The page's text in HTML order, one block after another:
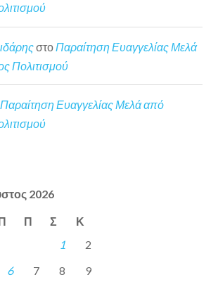
στο Παραίτηση Ευαγγελίας Μελά
Πολιτισμού
Παραίτηση Ευαγγελίας Μελά από
2026
Π Σ Κ
1
2
6 7 8
9